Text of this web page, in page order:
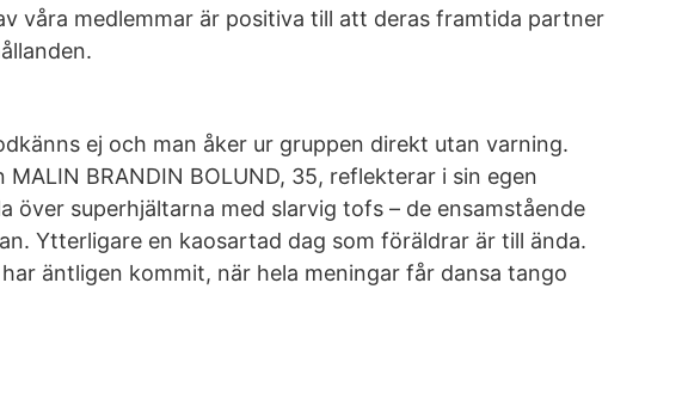
våra medlemmar är positiva till att deras framtida partner
ej och man åker ur gruppen direkt utan varning.
BRANDIN BOLUND, 35, reflekterar i sin egen
över superhjältarna med slarvig tofs – de ensamstående
Ytterligare en kaosartad dag som föräldrar är till ända.
äntligen kommit, när hela meningar får dansa tango